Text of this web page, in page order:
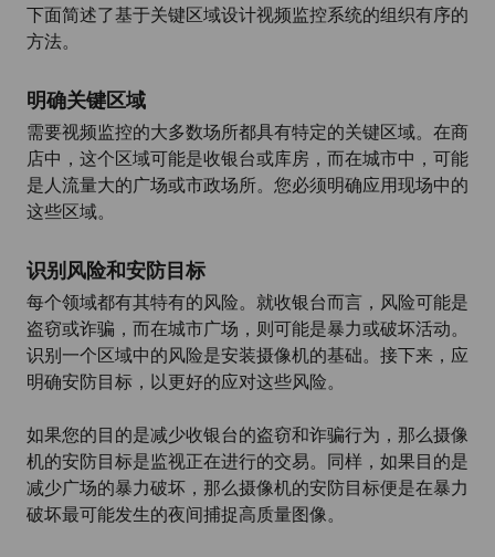
下面简述了基于关键区域设计视频监控系统的组织有序的
方法。
明确关键区域
需要视频监控的大多数场所都具有特定的关键区域。在商
店中，这个区域可能是收银台或库房，而在城市中，可能
是人流量大的广场或市政场所。您必须明确应用现场中的
这些区域。
识别风险和安防目标
每个领域都有其特有的风险。就收银台而言，风险可能是
盗窃或诈骗，而在城市广场，则可能是暴力或破坏活动。
识别一个区域中的风险是安装摄像机的基础。接下来，应
明确安防目标，以更好的应对这些风险。
如果您的目的是减少收银台的盗窃和诈骗行为，那么摄像
机的安防目标是监视正在进行的交易。同样，如果目的是
减少广场的暴力破坏，那么摄像机的安防目标便是在暴力
破坏最可能发生的夜间捕捉高质量图像。